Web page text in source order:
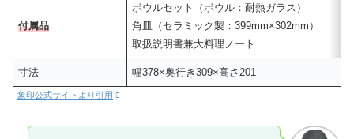
付属品
ボウルセット（ボウル：耐熱ガラス）
角皿（セラミック製：399mm×302mm）
取扱説明書兼大料理ノート
寸法 幅378×奥行き309×高さ201
象印公式サイトより引用